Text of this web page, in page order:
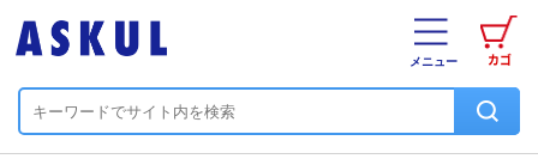
カゴ
メニュー